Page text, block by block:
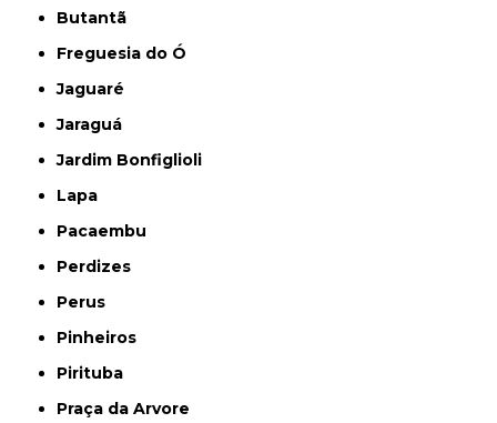
Butantã
Freguesia do Ó
Jaguaré
Jaraguá
Jardim Bonfiglioli
Lapa
Pacaembu
Perdizes
Perus
Pinheiros
Pirituba
Praça da Arvore